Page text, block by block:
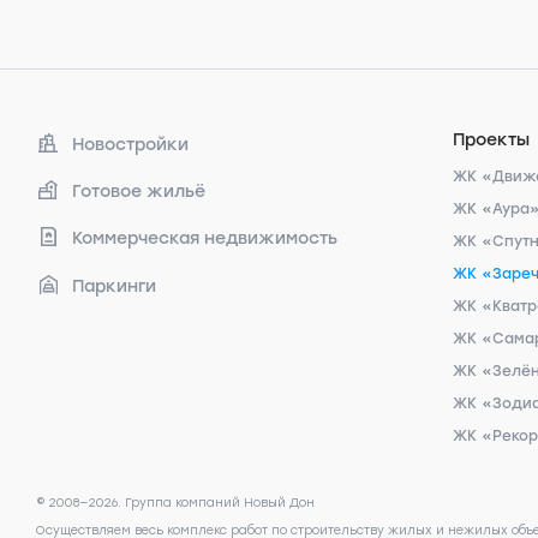
Новостройки
Готовое жильё
Коммерческая недвижимость
Паркинги
Проекты
ЖК
ЖК
ЖК
ЖК
ЖК
ЖК
ЖК
ЖК
ЖК
© 2008—2026. Группа компаний Новый Дон
Осуществляем весь комплекс работ по строительству жилых и нежилых